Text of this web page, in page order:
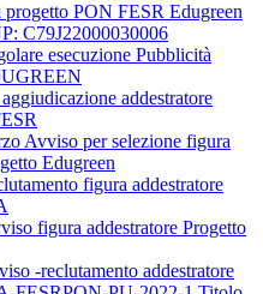
PON FESR Edugreen
C79J22000030006
esecuzione Pubblicità
addestratore
Avviso per selezione figura
Edugreen
figura addestratore
figura addestratore Progetto
-reclutamento addestratore